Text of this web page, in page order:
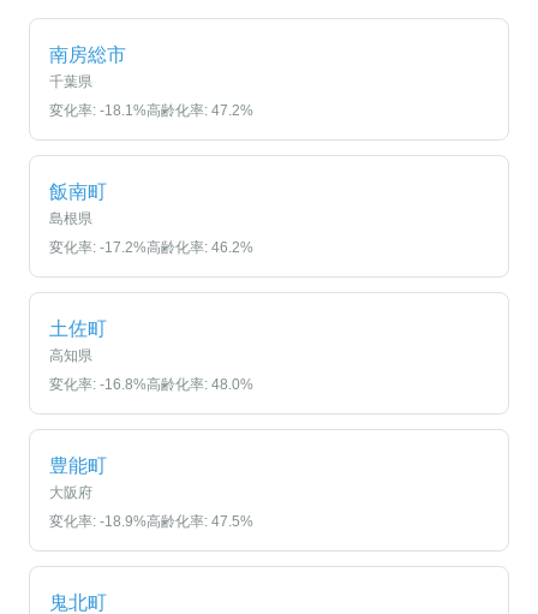
南房総市
千葉県
変化率: -18.1%高齢化率: 47.2%
飯南町
島根県
変化率: -17.2%高齢化率: 46.2%
土佐町
高知県
変化率: -16.8%高齢化率: 48.0%
豊能町
大阪府
変化率: -18.9%高齢化率: 47.5%
鬼北町